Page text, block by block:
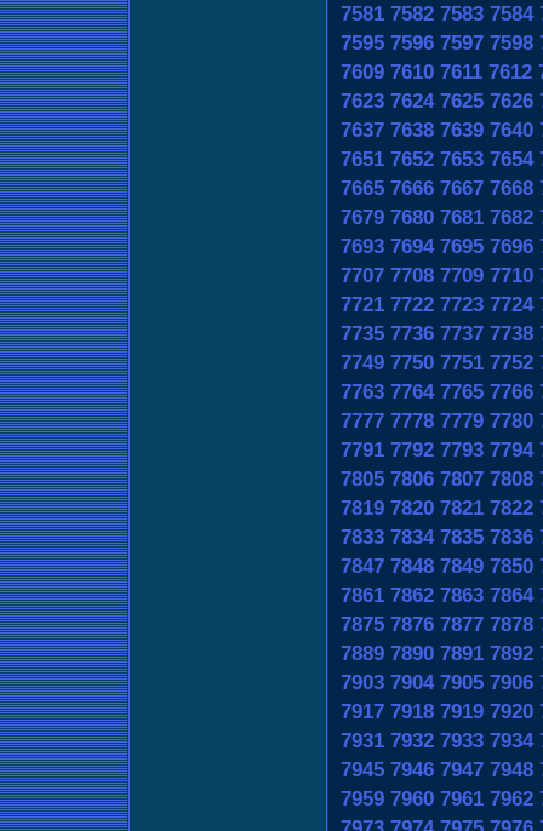
7581 7582 7583 7584
7595 7596 7597 7598
7609 7610 7611 7612
7623 7624 7625 7626
7637 7638 7639 7640
7651 7652 7653 7654
7665 7666 7667 7668
7679 7680 7681 7682
7693 7694 7695 7696
7707 7708 7709 7710
7721 7722 7723 7724
7735 7736 7737 7738
7749 7750 7751 7752
7763 7764 7765 7766
7777 7778 7779 7780
7791 7792 7793 7794
7805 7806 7807 7808
7819 7820 7821 7822
7833 7834 7835 7836
7847 7848 7849 7850
7861 7862 7863 7864
7875 7876 7877 7878
7889 7890 7891 7892
7903 7904 7905 7906
7917 7918 7919 7920
7931 7932 7933 7934
7945 7946 7947 7948
7959 7960 7961 7962